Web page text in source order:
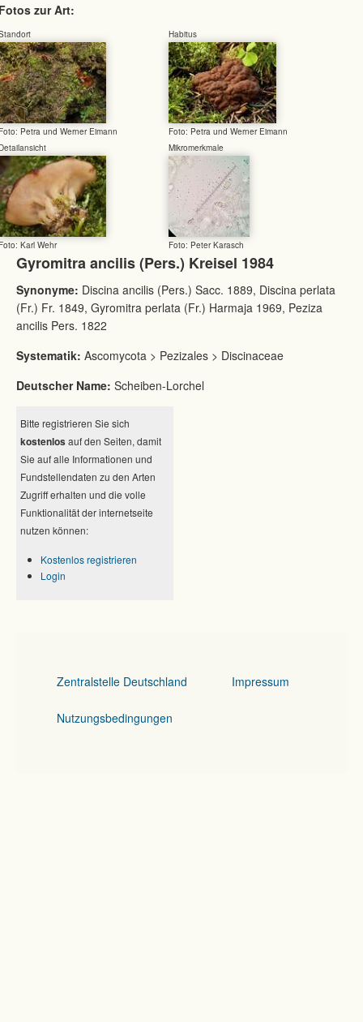
zur Art:
Petra und Werner Eimann
Habitus
Foto: Petra und Werner Eimann
Karl Wehr
Mikromerkmale
Foto: Peter Karasch
Gyromitra ancilis (Pers.) Kreisel 1984
Synonyme: Discina ancilis (Pers.) Sacc. 1889, Discina perlata
(Fr.) Fr. 1849, Gyromitra perlata (Fr.) Harmaja 1969, Peziza
ancilis Pers. 1822
Systematik: Ascomycota > Pezizales > Discinaceae
Deutscher Name: Scheiben-Lorchel
Bitte registrieren Sie sich
kostenlos auf den Seiten, damit
Sie auf alle Informationen und
Fundstellendaten zu den Arten
Zugriff erhalten und die volle
Funktionalität der internetseite
nutzen können:
Kostenlos registrieren
Login
Zentralstelle Deutschland Impressum
Nutzungsbedingungen